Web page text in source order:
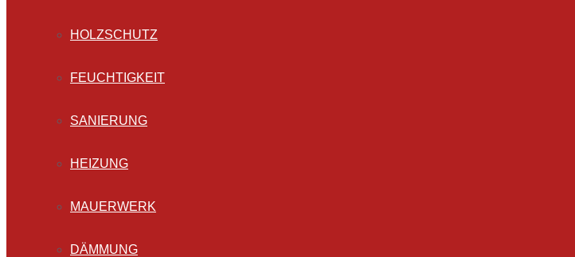
HOLZSCHUTZ
FEUCHTIGKEIT
SANIERUNG
HEIZUNG
MAUERWERK
DÄMMUNG